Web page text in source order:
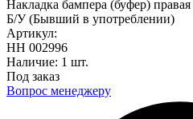
Накладка бампера (буфер) правая
Б/У (Бывший в употреблении)
Артикул:
НН 002996
Наличие: 1 шт.
Под заказ
Вопрос менеджеру